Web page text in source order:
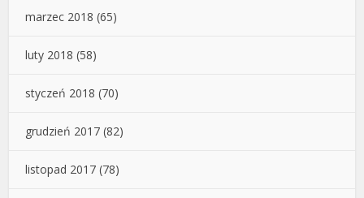
marzec 2018 (65)
luty 2018 (58)
styczeń 2018 (70)
grudzień 2017 (82)
listopad 2017 (78)